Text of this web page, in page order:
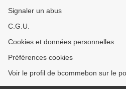
Signaler un abus
C.G.U.
Cookies et données personnelles
Préférences cookies
Voir le profil de bcommebon sur le